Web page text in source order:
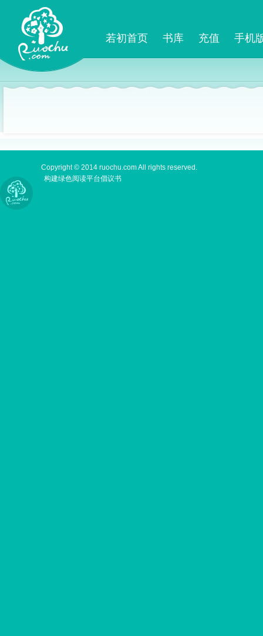
若初首页 书库 充值 手机
Copyright © 2014 ruochu.com All rights reserved.
构建绿色阅读平台倡议书